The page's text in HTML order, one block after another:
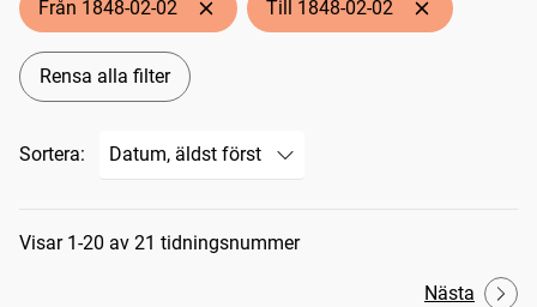
Från 1848-02-02 Till 1848-02-02
Rensa alla filter
Sortera:
Sökresultat
Visar 1-20 av 21 tidningsnummer
Nästa